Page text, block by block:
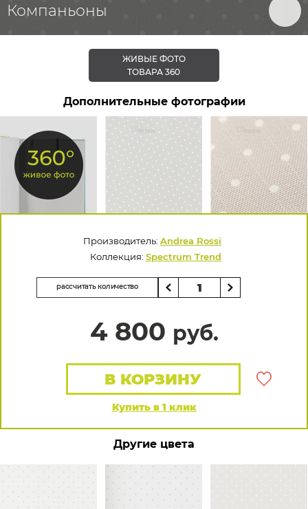
Компаньоны
ЖИВЫЕ ФОТО
ТОВАРА 360
Дополнительные фотографии
Производитель: Andrea Rossi
Коллекция: Spectrum Trend
рассчитать количество
4 800 руб.
Купить в 1 клик
В КОРЗИНУ
Другие цвета